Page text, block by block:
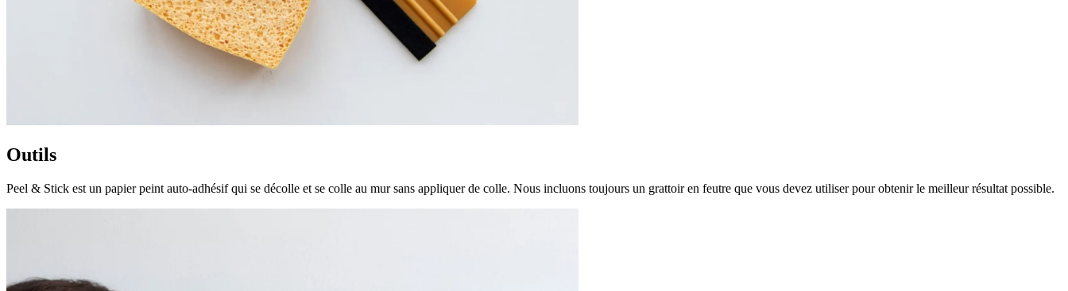
Outils
Peel & Stick est un papier peint auto-adhésif qui se décolle et se colle au mur sans appliquer de colle. Nous incluons toujours un grattoir en feutre que vous devez utiliser pour obtenir le meilleur résultat possible.